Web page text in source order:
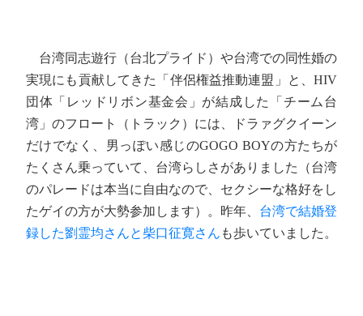
台湾同志遊行（台北プライド）や台湾での同性婚の
実現にも貢献してきた「伴侶権益推動連盟」と、HIV
団体「レッドリボン基金会」が結成した「チーム台
湾」のフロート（トラック）には、ドラァグクイーン
だけでなく、男っぽい感じのGOGO BOYの方たちが
たくさん乗っていて、台湾らしさがありました（台湾
のパレードは本当に自由なので、セクシーな格好をし
たゲイの方が大勢参加します）。昨年、 台湾で結婚登
録した劉霊均さんと柴口征寛さん も歩いていました。